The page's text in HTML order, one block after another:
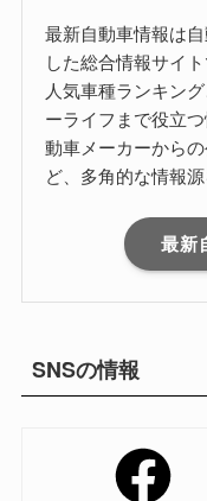
最新自動車情報は
した総合情報サイ
人気車種ランキン
ーライフまで役立
動車メーカーから
ど、多角的な情報
最新
SNSの情報